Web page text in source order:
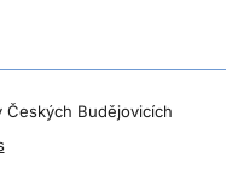
Českých Budějovicích